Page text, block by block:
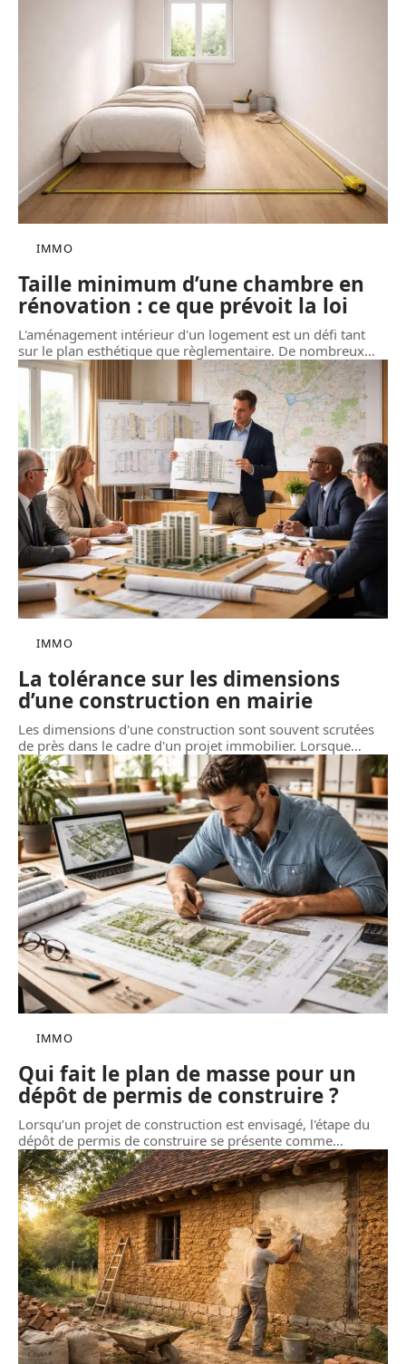
IMMO
Taille minimum d’une chambre en
rénovation : ce que prévoit la loi
L'aménagement intérieur d'un logement est un défi tant
sur le plan esthétique que règlementaire. De nombreux…
IMMO
La tolérance sur les dimensions
d’une construction en mairie
Les dimensions d'une construction sont souvent scrutées
de près dans le cadre d'un projet immobilier. Lorsque…
IMMO
Qui fait le plan de masse pour un
dépôt de permis de construire ?
Lorsqu’un projet de construction est envisagé, l'étape du
dépôt de permis de construire se présente comme…